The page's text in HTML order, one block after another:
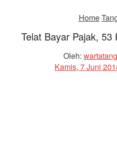
Home
Telat Bayar Pajak, 53
Oleh:
Kamis, 7 Juni